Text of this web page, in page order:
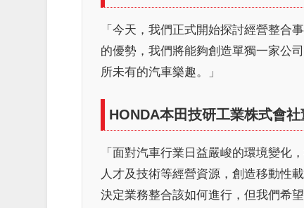
「今天，我們正式開始探討經營整合
的優勢，我們將能夠創造單獨一家公
所未有的汽車樂趣。」
HONDA本田 技研工業株式會
「面對汽車行業日益嚴峻的環境變化
人才及技術等經營資源，創造移動性
決定業務整合該如何進行，但我們希